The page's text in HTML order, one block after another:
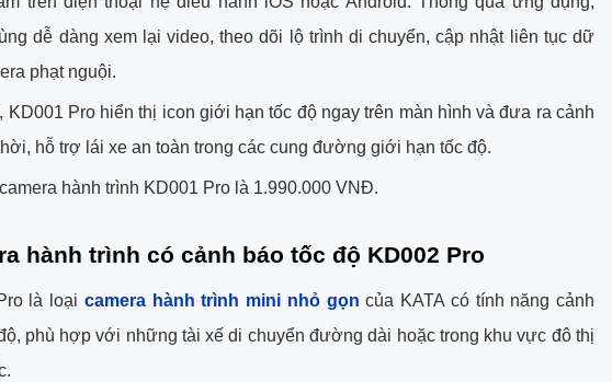
dễ dàng xem lại video, theo dõi lộ trình di chuyển, cập nhật liên tục dữ
phạt nguội.
KD001 Pro hiển thị icon giới hạn tốc độ ngay trên màn hình và đưa ra cảnh
hỗ trợ lái xe an toàn trong các cung đường giới hạn tốc độ.
hành trình KD001 Pro là 1.990.000 VNĐ.
hành trình có cảnh báo tốc độ KD002 Pro
là loại camera hành trình mini nhỏ gọn của KATA có tính năng cảnh
phù hợp với những tài xế di chuyển đường dài hoặc trong khu vực đô thị